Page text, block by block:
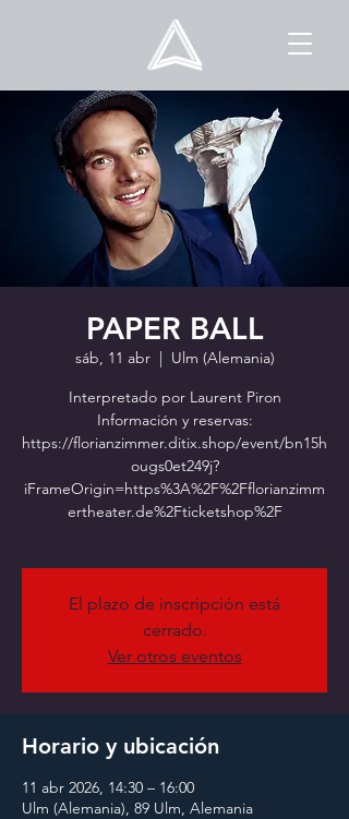
PAPER BALL
sáb, 11 abr
  |
Ulm (Alemania)
Interpretado por Laurent Piron
Información y reservas:
https://florianzimmer.ditix.shop/event/bn15h
ougs0et249j?
iFrameOrigin=https%3A%2F%2Fflorianzimm
ertheater.de%2Fticketshop%2F
El plazo de inscripción está
cerrado.
Ver otros eventos
Horario y ubicación
11 abr 2026, 14:30 – 16:00
Ulm (Alemania), 89 Ulm, Alemania